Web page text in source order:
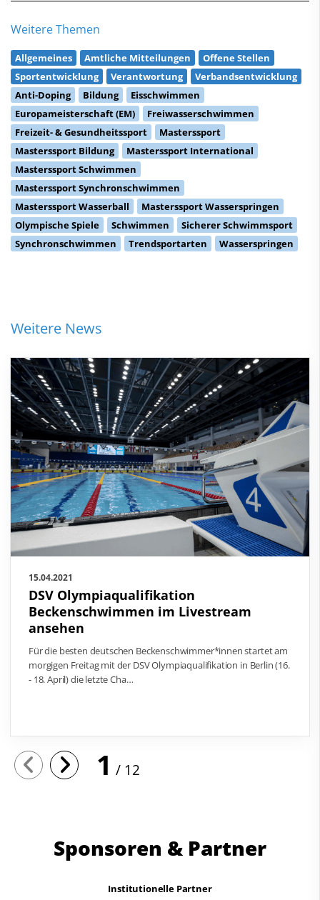
Weitere Themen
Allgemeines Amtliche Mitteilungen
Offene Stellen
Sportentwicklung
Verantwortung
Verbandsentwicklung
Anti-Doping
Bildung
Eisschwimmen
Europameisterschaft (EM)
Freiwasserschwimmen
Freizeit- & Gesundheitssport
Masterssport
Masterssport Bildung
Masterssport International
Masterssport Schwimmen
Masterssport Synchronschwimmen
Masterssport Wasserball
Masterssport Wasserspringen
Olympische Spiele
Schwimmen
Sicherer Schwimmsport
Synchronschwimmen
Trendsportarten Wasserspringen
Weitere News
15.04.2021
DSV Olympiaqualifikation
Beckenschwimmen im Livestream
ansehen
Für die besten deutschen Beckenschwimmer*innen startet am
morgigen Freitag mit der DSV Olympiaqualifikation in Berlin (16.
- 18. April) die letzte Cha…
1 12
Sponsoren & Partner
Institutionelle Partner